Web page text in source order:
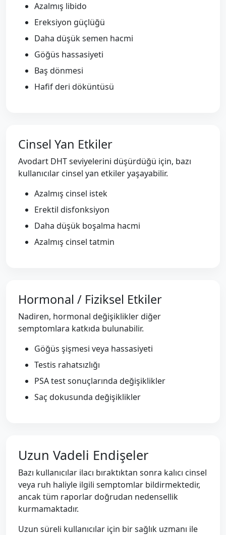
Azalmış libido
Ereksiyon güçlüğü
Daha düşük semen hacmi
Göğüs hassasiyeti
Baş dönmesi
Hafif deri döküntüsü
Cinsel Yan Etkiler
Avodart DHT seviyelerini düşürdüğü için, bazı
kullanıcılar cinsel yan etkiler yaşayabilir.
Azalmış cinsel istek
Erektil disfonksiyon
Daha düşük boşalma hacmi
Azalmış cinsel tatmin
Hormonal / Fiziksel Etkiler
Nadiren, hormonal değişiklikler diğer
semptomlara katkıda bulunabilir.
Göğüs şişmesi veya hassasiyeti
Testis rahatsızlığı
PSA test sonuçlarında değişiklikler
Saç dokusunda değişiklikler
Uzun Vadeli Endişeler
Bazı kullanıcılar ilacı bıraktıktan sonra kalıcı cinsel
veya ruh haliyle ilgili semptomlar bildirmektedir,
ancak tüm raporlar doğrudan nedensellik
kurmamaktadır.
Uzun süreli kullanıcılar için bir sağlık uzmanı ile